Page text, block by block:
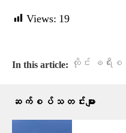
Views: 19
In this article: ထိုင်း ခရီး
ဆက်စပ်သတင်းများ